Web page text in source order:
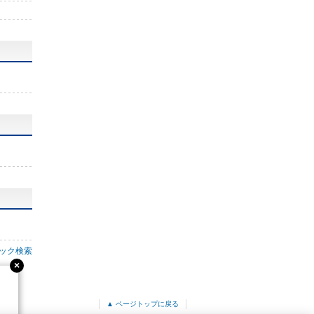
ク検索
▲ ページトップに戻る